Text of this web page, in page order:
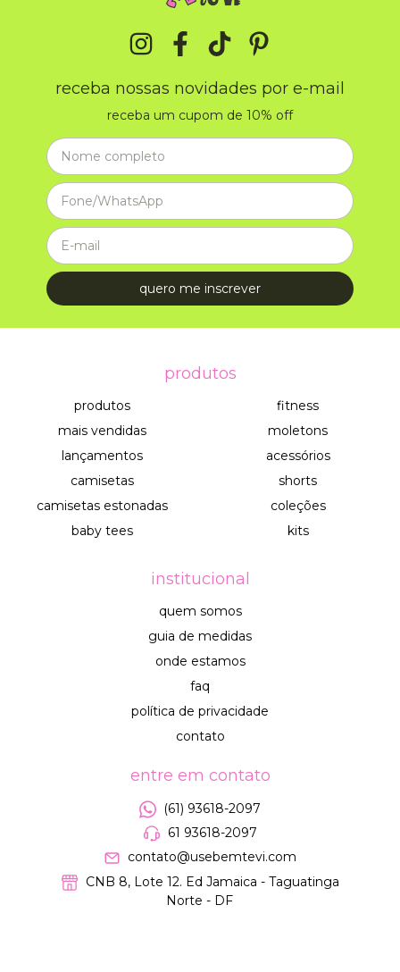
receba nossas novidades por e-mail
receba um cupom de 10% off
produtos
produtos
mais vendidas
lançamentos
camisetas
camisetas estonadas
baby tees
fitness
moletons
acessórios
shorts
coleções
kits
institucional
quem somos
guia de medidas
onde estamos
faq
política de privacidade
contato
entre em contato
(61) 93618-2097
61 93618-2097
contato@usebemtevi.com
CNB 8, Lote 12. Ed Jamaica - Taguatinga
Norte - DF